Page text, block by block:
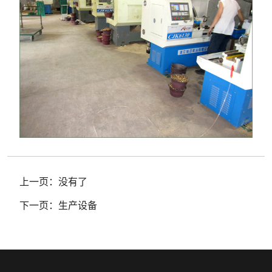
上一页： 没有了
下一页： 生产设备